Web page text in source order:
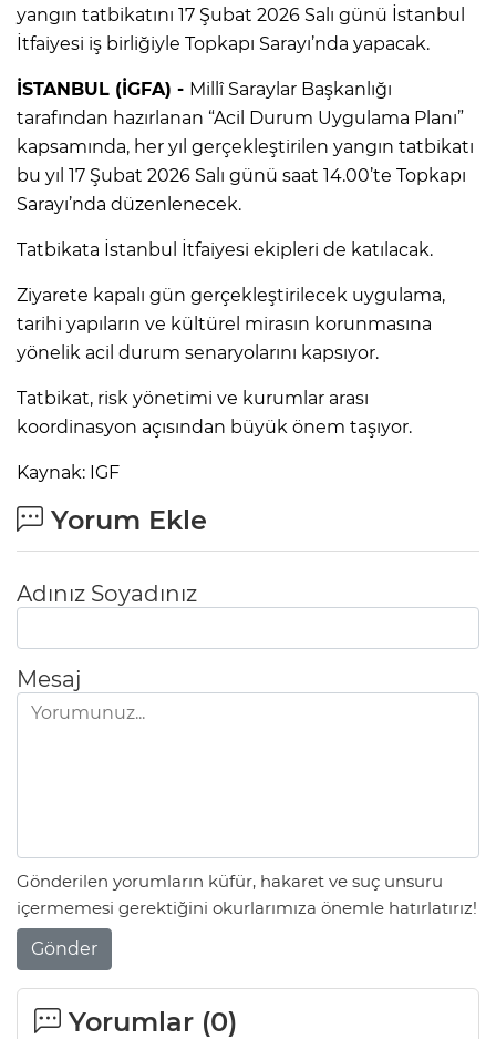
yangın tatbikatını 17 Şubat 2026 Salı günü İstanbul
İtfaiyesi iş birliğiyle Topkapı Sarayı’nda yapacak.
İSTANBUL (İGFA) - Millî Saraylar Başkanlığı
tarafından hazırlanan “Acil Durum Uygulama Planı”
kapsamında, her yıl gerçekleştirilen yangın tatbikatı
bu yıl 17 Şubat 2026 Salı günü saat 14.00’te Topkapı
Sarayı’nda düzenlenecek.
Tatbikata İstanbul İtfaiyesi ekipleri de katılacak.
Ziyarete kapalı gün gerçekleştirilecek uygulama,
tarihi yapıların ve kültürel mirasın korunmasına
yönelik acil durum senaryolarını kapsıyor.
Tatbikat, risk yönetimi ve kurumlar arası
koordinasyon açısından büyük önem taşıyor.
Kaynak: IGF
Yorum Ekle
Adınız Soyadınız
Mesaj
Gönderilen yorumların küfür, hakaret ve suç unsuru
içermemesi gerektiğini okurlarımıza önemle hatırlatırız!
Gönder
Yorumlar (0)